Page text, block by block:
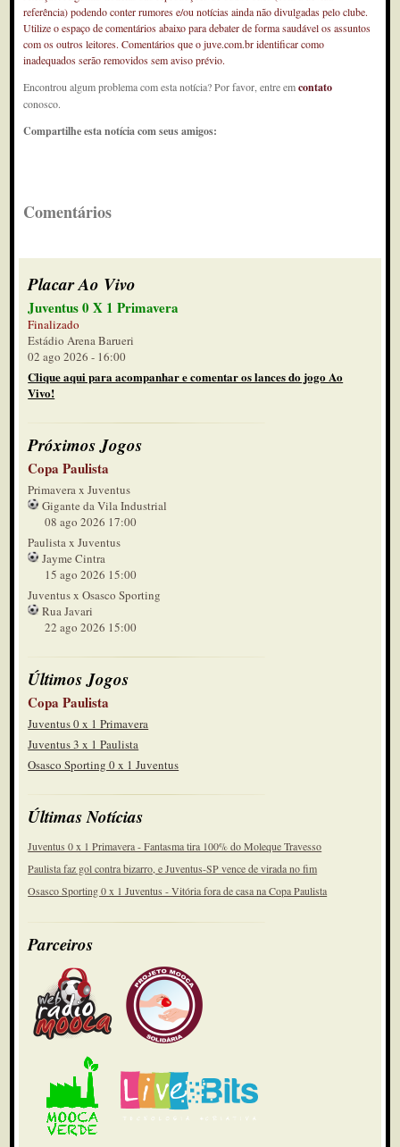
referência) podendo conter rumores e/ou notícias ainda não divulgadas pelo clube.
Utilize o espaço de comentários abaixo para debater de forma saudável os assuntos
com os outros leitores. Comentários que o juve.com.br identificar como
inadequados serão removidos sem aviso prévio.
Encontrou algum problema com esta notícia? Por favor, entre emcontato
conosco.
Compartilhe esta notícia com seus amigos:
Comentários
Placar Ao Vivo
Juventus 0 X 1 Primavera
Finalizado
Estádio Arena Barueri
02 ago 2026 - 16:00
Clique aqui para acompanhar e comentar os lances do jogo Ao
Vivo!
Próximos Jogos
Copa Paulista
Primavera x Juventus
Gigante da Vila Industrial
08 ago 2026 17:00
Paulista x Juventus
Jayme Cintra
15 ago 2026 15:00
Juventus x Osasco Sporting
Rua Javari
22 ago 2026 15:00
Últimos Jogos
Copa Paulista
Juventus 0 x 1 Primavera
Juventus 3 x 1 Paulista
Osasco Sporting 0 x 1 Juventus
Últimas Notícias
Juventus 0 x 1 Primavera - Fantasma tira 100% do Moleque Travesso
Paulista faz gol contra bizarro, e Juventus-SP vence de virada no fim
Osasco Sporting 0 x 1 Juventus - Vitória fora de casa na Copa Paulista
Parceiros